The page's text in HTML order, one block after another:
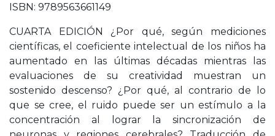
ISBN: 9789563661149
CUARTA EDICIÓN ¿Por qué, según mediciones
científicas, el coeficiente intelectual de los niños ha
aumentado en las últimas décadas mientras las
evaluaciones de su creatividad muestran un
sostenido descenso? ¿Por qué, al contrario de lo
que se cree, el ruido puede ser un estímulo a la
concentración al lograr la sincronización de